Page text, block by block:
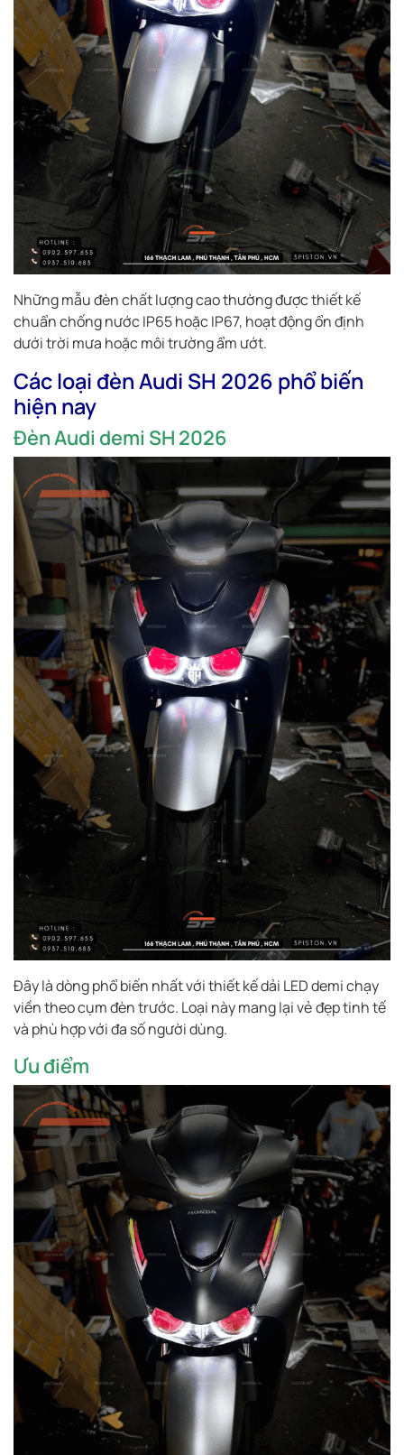
Những mẫu đèn chất lượng cao thường được thiết kế
chuẩn chống nước IP65 hoặc IP67, hoạt động ổn định
dưới trời mưa hoặc môi trường ẩm ướt.
Các loại đèn Audi SH 2026 phổ biến
hiện nay
Đèn Audi demi SH 2026
Đây là dòng phổ biến nhất với thiết kế dải LED demi chạy
viền theo cụm đèn trước. Loại này mang lại vẻ đẹp tinh tế
và phù hợp với đa số người dùng.
Ưu điểm